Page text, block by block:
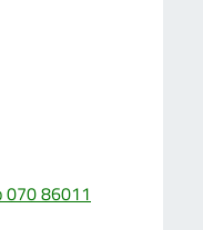
070 86011